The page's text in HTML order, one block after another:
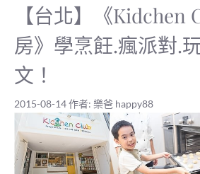
【台北】《Kidchen
房》學烹飪.瘋派對.
文！
2015-08-14作者: 樂爸 happy88